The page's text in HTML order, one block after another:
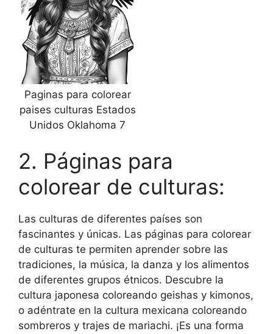
Paginas para colorear
paises culturas Estados
Unidos Oklahoma 7
2. Páginas para
colorear de culturas:
Las culturas de diferentes países son
fascinantes y únicas. Las páginas para colorear
de culturas te permiten aprender sobre las
tradiciones, la música, la danza y los alimentos
de diferentes grupos étnicos. Descubre la
cultura japonesa coloreando geishas y kimonos,
o adéntrate en la cultura mexicana coloreando
sombreros y trajes de mariachi. ¡Es una forma